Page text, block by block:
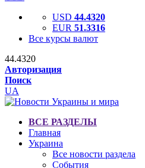
USD 44.4320
EUR 51.3316
Все курсы валют
44.4320
Авторизация
Поиск
UA
ВСЕ РАЗДЕЛЫ
Главная
Украина
Все новости раздела
События